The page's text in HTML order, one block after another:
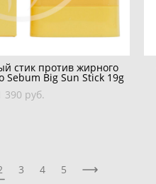
стик против жирного
Sebum Big Sun Stick 19g
390 pуб.
3 4 5